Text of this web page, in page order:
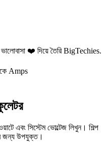
❤️ দিয়ে তৈরিBigTechies.
Amps
এবং সিস্টেম ভোল্টেজ লিখুন। শিল্প
জন্য উপযুক্ত।